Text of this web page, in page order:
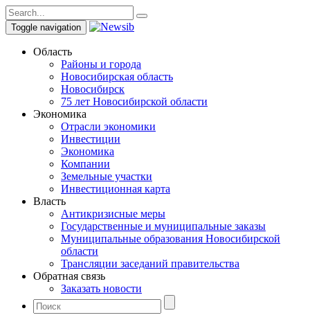
Toggle navigation
Область
Районы и города
Новосибирская область
Новосибирск
75 лет Новосибирской области
Экономика
Отрасли экономики
Инвестиции
Экономика
Компании
Земельные участки
Инвестиционная карта
Власть
Антикризисные меры
Государственные и муниципальные заказы
Муниципальные образования Новосибирской
области
Трансляции заседаний правительства
Обратная связь
Заказать новости